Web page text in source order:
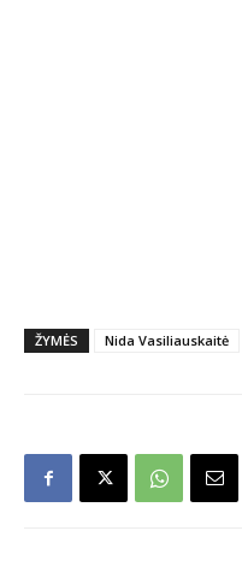
ŽYMĖS Nida Vasiliauskaitė